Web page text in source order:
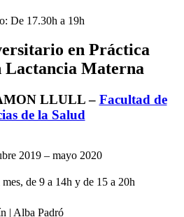
De 17.30h a 19h
en Práctica
Lactancia Materna
LLULL – Facultad de
de la Salud
2019 – mayo 2020
de 9 a 14h y de 15 a 20h
| Alba Padró